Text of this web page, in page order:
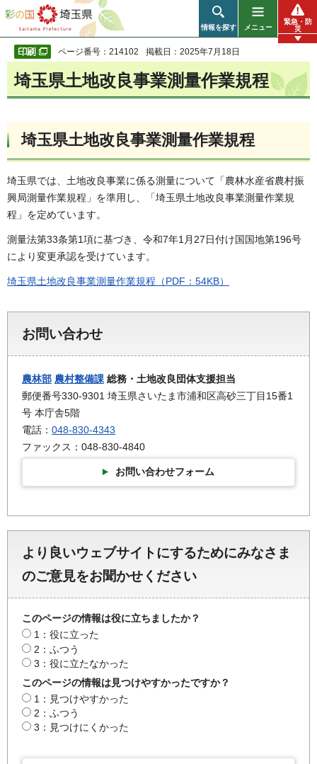
彩の国 埼玉県
情報を探す メニュー
緊急・防
災
ページ番号：214102 掲載日：2025年7月18日
埼玉県土地改良事業測量作業規程
埼玉県土地改良事業測量作業規程
埼玉県では、土地改良事業に係る測量について「農林水産省農村振
興局測量作業規程」を準用し、「埼玉県土地改良事業測量作業規
程」を定めています。
測量法第33条第1項に基づき、令和7年1月27日付け国国地第196号
により変更承認を受けています。
埼玉県土地改良事業測量作業規程（PDF：54KB）
お問い合わせ
農林部 農村整備課 総務・土地改良団体支援担当
郵便番号330-9301 埼玉県さいたま市浦和区高砂三丁目15番1
号 本庁舎5階
電話： 048-830-4343
ファックス：048-830-4840
お問い合わせフォーム
より良いウェブサイトにするためにみなさま
のご意見をお聞かせください
このページの情報は役に立ちましたか？
1：役に立った
2：ふつう
3：役に立たなかった
このページの情報は見つけやすかったですか？
1：見つけやすかった
2：ふつう
3：見つけにくかった